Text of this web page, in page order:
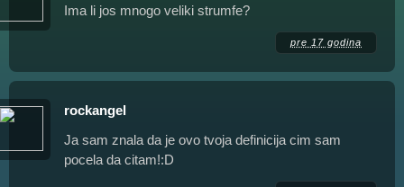
Ima li jos mnogo veliki strumfe?
pre 17 godina
rockangel
Ja sam znala da je ovo tvoja definicija cim sam
pocela da citam!:D